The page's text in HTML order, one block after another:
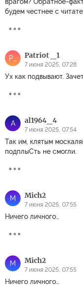
будем честнее с
P_ Patriot _1
7 июня 2025, 07:28
Ух как подвывают.
A al1964_4
7 июня 2025, 07:54
Так им, клятым
подплыСть не смогли.
M Mich2
7 июня 2025, 07:55
Ничего личного…
M Mich2
7 июня 2025, 07:55
Ничего личного…